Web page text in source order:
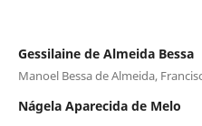
Gessilaine de Almeida Bessa
Manoel Bessa de Almeida,
Nágela Aparecida de Melo